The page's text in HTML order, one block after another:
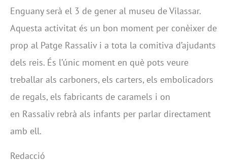
Enguany serà el 3 de gener al museu de Vilassar.
Aquesta activitat és un bon moment per conèixer de
prop al Patge Rassaliv i a tota la comitiva d’ajudants
dels reis. És l’únic moment en què pots veure
treballar als carboners, els carters, els embolicadors
de regals, els fabricants de caramels i on
en Rassaliv rebrà als infants per parlar directament
amb ell.
Redacció